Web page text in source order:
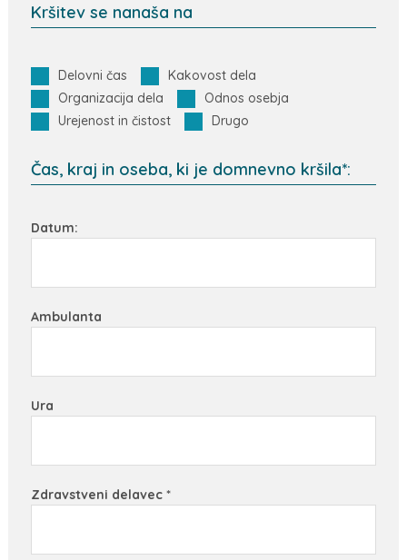
Kršitev se nanaša na
Delovni čas
Kakovost dela
Organizacija dela
Odnos osebja
Urejenost in čistost
Drugo
Čas, kraj in oseba, ki je domnevno kršila*:
Datum:
Ambulanta
Ura
Zdravstveni delavec *